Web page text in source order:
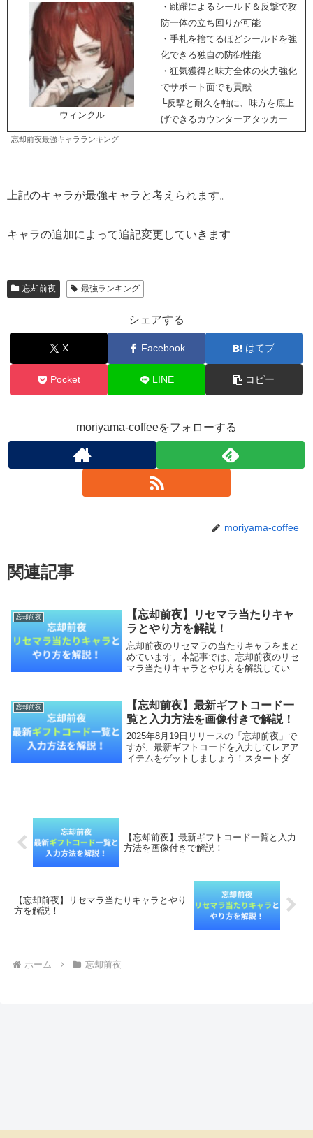
ウィンクル
・跳躍によるシールド＆反撃で攻
防一体の立ち回りが可能
・手札を捨てるほどシールドを強
化できる独自の防御性能
・狂気獲得と味方全体の火力強化
でサポート面でも貢献
└反撃と耐久を軸に、味方を底上
げできるカウンターアタッカー
忘却前夜最強キャラランキング
上記のキャラが最強キャラと考えられます。
キャラの追加によって追記変更していきます
忘却前夜 最強ランキング
シェアする
X Facebook はてブ
Pocket LINE コピー
moriyama-coffeeをフォローする
moriyama-coffee
関連記事
忘却前夜
【忘却前夜】リセマラ当たりキャ
ラとやり方を解説！
忘却前夜のリセマラの当たりキャラをまと
めています。本記事では、忘却前夜のリセ
マラ当たりキャラとやり方を解説していき
ラ忘却前夜のリセマラ終了ライン忘却前夜
のリセマラの...
忘却前夜
【忘却前夜】最新ギフトコード一
覧と入力方法を画像付きで解説！
2025年8月19日リリースの「忘却前夜」で
すが、最新ギフトコードを入力してレアア
イテムをゲットしましょう！スタートダッ
【忘却前夜】最新ギフトコード一覧と入力
方法を画像付きで解説！
【忘却前夜】リセマラ当たりキャラとやり
方を解説！
ホーム 忘却前夜